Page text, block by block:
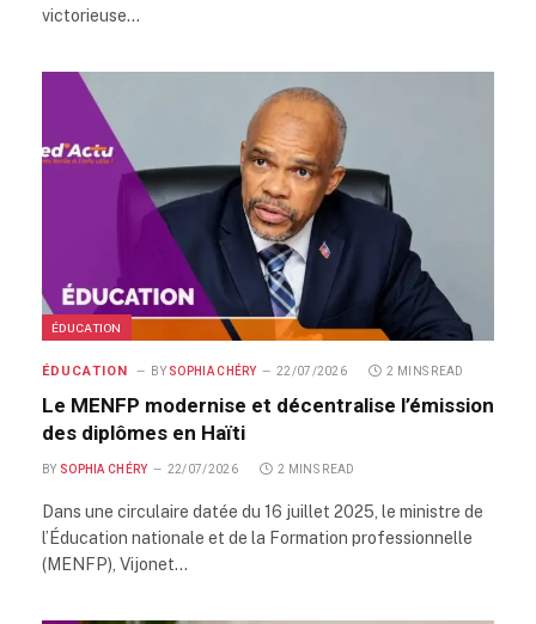
victorieuse…
ÉDUCATION
ÉDUCATION BY SOPHIA CHÉRY 22/07/2026 2 MINS READ
Le MENFP modernise et décentralise l’émission
des diplômes en Haïti
BY SOPHIA CHÉRY 22/07/2026 2 MINS READ
Dans une circulaire datée du 16 juillet 2025, le ministre de
l’Éducation nationale et de la Formation professionnelle
(MENFP), Vijonet…